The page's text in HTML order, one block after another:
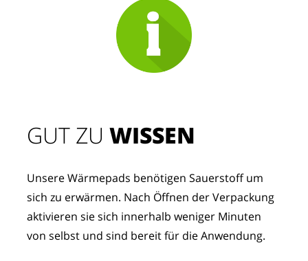
GUT ZU WISSEN
Unsere Wärmepads benötigen Sauerstoff um
sich zu erwärmen. Nach Öffnen der Verpackung
aktivieren sie sich innerhalb weniger Minuten
von selbst und sind bereit für die Anwendung.